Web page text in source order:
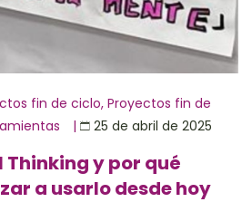
fin de ciclo, Proyectos fin de
| 25 de abril de 2025
Thinking y por qué
a usarlo desde hoy